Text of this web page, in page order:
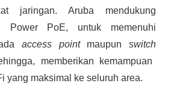
jaringan. Aruba mendukung
Power PoE, untuk memenuhi
access pointmaupunswitch
memberikan kemampuan
yang maksimal ke seluruh area.